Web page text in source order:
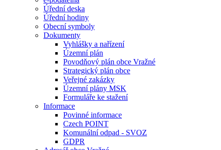
Úřední deska
Úřední hodiny
Obecní symboly
Dokumenty
Vyhlášky a nařízení
Územní plán
Povodňový plán obce Vražné
Strategický plán obce
Veřejné zakázky
Územní plány MSK
Formuláře ke stažení
Informace
Povinné informace
Czech POINT
Komunální odpad - SVOZ
GDPR